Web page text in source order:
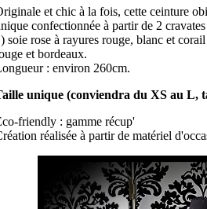
et chic à la fois, cette ceinture
confectionnée à partir de 2 cravates
soie rose à rayures rouge, blanc et
et bordeaux.
: environ 260cm.
unique (conviendra du XS au L,
friendly : gamme récup'
réalisée à partir de matériel